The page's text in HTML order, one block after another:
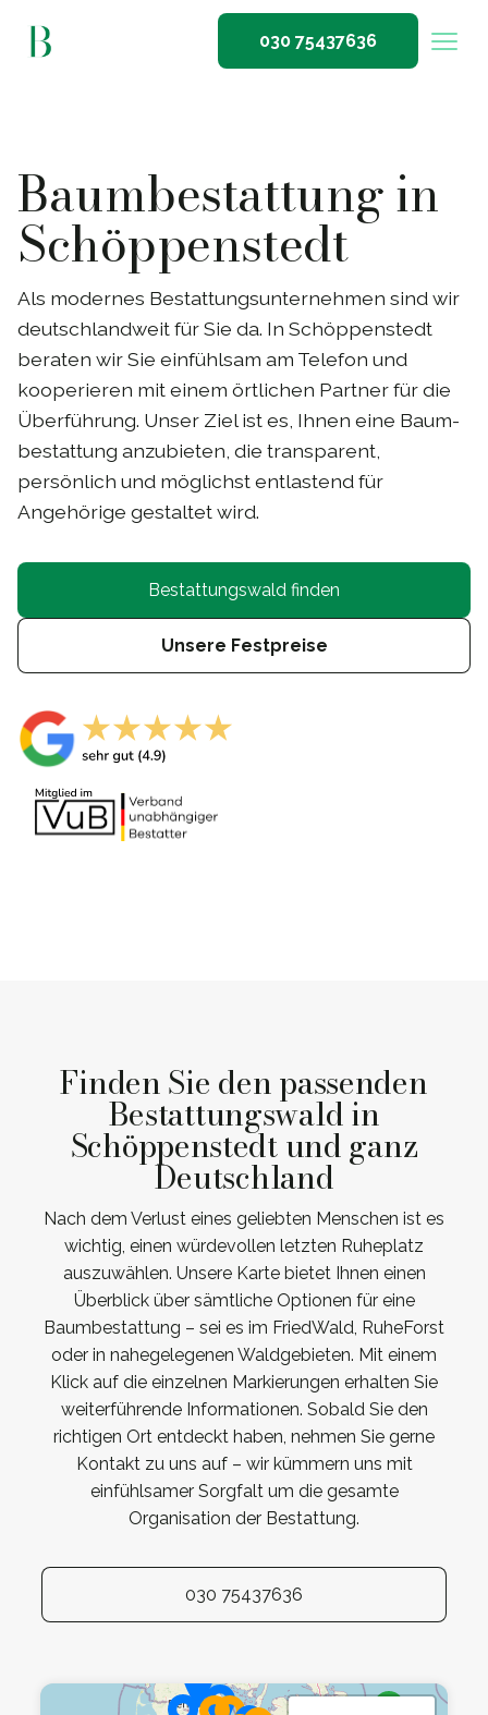
030 75437636
Baumbestattung in
Schöppenstedt
Als modernes Bestattungsunternehmen sind wir
deutschlandweit für Sie da. In Schöppenstedt
beraten wir Sie einfühlsam am Telefon und
kooperieren mit einem örtlichen Partner für die
Überführung. Unser Ziel ist es, Ihnen eine Baum­
bestattung anzubieten, die transparent,
persönlich und möglichst entlastend für
Angehörige gestaltet wird.
Bestattungswald finden
Unsere Festpreise
Finden Sie den passenden
Bestattungswald in
Schöppenstedt und ganz
Deutschland
Nach dem Verlust eines geliebten Menschen ist es
wichtig, einen würdevollen letzten Ruheplatz
auszuwählen. Unsere Karte bietet Ihnen einen
Überblick über sämtliche Optionen für eine
Baumbestattung – sei es im FriedWald, RuheForst
oder in nahegelegenen Waldgebieten. Mit einem
Klick auf die einzelnen Markierungen erhalten Sie
weiterführende Informationen. Sobald Sie den
richtigen Ort entdeckt haben, nehmen Sie gerne
Kontakt zu uns auf – wir kümmern uns mit
einfühlsamer Sorgfalt um die gesamte
Organisation der Bestattung.
030 75437636